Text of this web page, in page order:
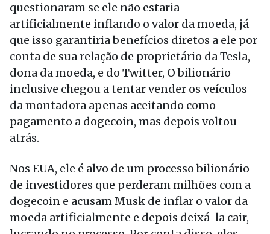
questionaram se ele não estaria
artificialmente inflando o valor da moeda, já
que isso garantiria benefícios diretos a ele por
conta de sua relação de proprietário da Tesla,
dona da moeda, e do Twitter, O bilionário
inclusive chegou a tentar vender os veículos
da montadora apenas aceitando como
pagamento a dogecoin, mas depois voltou
atrás.
Nos EUA, ele é alvo de um processo bilionário
de investidores que perderam milhões com a
dogecoin e acusam Musk de inflar o valor da
moeda artificialmente e depois deixá-la cair,